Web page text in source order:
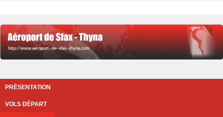
PRÉSENTATION
VOLS DÉPART